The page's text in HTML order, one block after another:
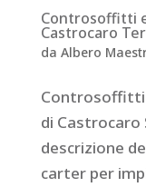
Controsoffitti
Castrocaro
da Albero
Controsoffitti
di Castrocaro
descrizione
carter per